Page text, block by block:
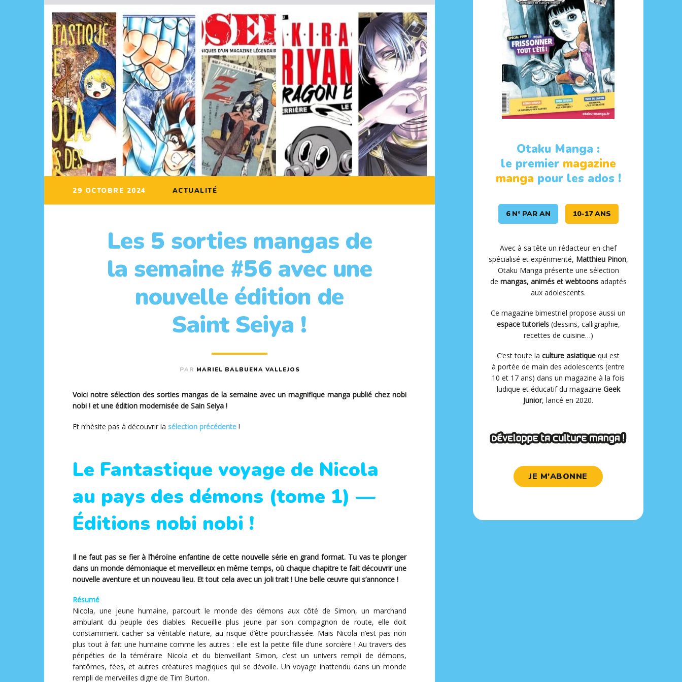
29 OCTOBRE 2024 ACTUALITÉ
Les 5 sorties mangas de
la semaine #56 avec une
nouvelle édition de
Saint Seiya !
PAR MARIEL BALBUENA VALLEJOS
Voici notre sélection des sorties mangas de la semaine avec un magnifique manga publié chez nobi
nobi ! et une édition modernisée de Sain Seiya !
Et n’hésite pas à découvrir la sélection précédente !
Le Fantastique voyage de Nicola
au pays des démons (tome 1) —
Éditions nobi nobi !
Il ne faut pas se fier à l’héroïne enfantine de cette nouvelle série en grand format. Tu vas te plonger
dans un monde démoniaque et merveilleux en même temps, où chaque chapitre te fait découvrir une
nouvelle aventure et un nouveau lieu. Et tout cela avec un joli trait ! Une belle œuvre qui s’annonce !
Résumé
Nicola, une jeune humaine, parcourt le monde des démons aux côté de Simon, un marchand
ambulant du peuple des diables. Recueillie plus jeune par son compagnon de route, elle doit
constamment cacher sa véritable nature, au risque d’être pourchassée. Mais Nicola n’est pas non
plus tout à fait une humaine comme les autres : elle est la petite fille d’une sorcière ! Au travers des
péripéties de la téméraire Nicola et du bienveillant Simon, c’est un univers rempli de démons,
fantômes, fées, et autres créatures magiques qui se dévoile. Un voyage inattendu dans un monde
rempli de merveilles digne de Tim Burton.
Otaku Manga :
le premier magazine
mangapour les ados !
6 N° PAR AN 10-17 ANS
Avec à sa tête un rédacteur en chef
spécialisé et expérimenté, Matthieu Pinon,
Otaku Manga présente une sélection
de mangas, animés et webtoonsadaptés
aux adolescents.
Ce magazine bimestriel propose aussi un
espace tutoriels(dessins, calligraphie,
recettes de cuisine…)
C’est toute la culture asiatique qui est
à portée de main des adolescents (entre
10 et 17 ans) dans un magazine à la fois
ludique et éducatif du magazine Geek
Junior, lancé en 2020.
JE M'ABONNE